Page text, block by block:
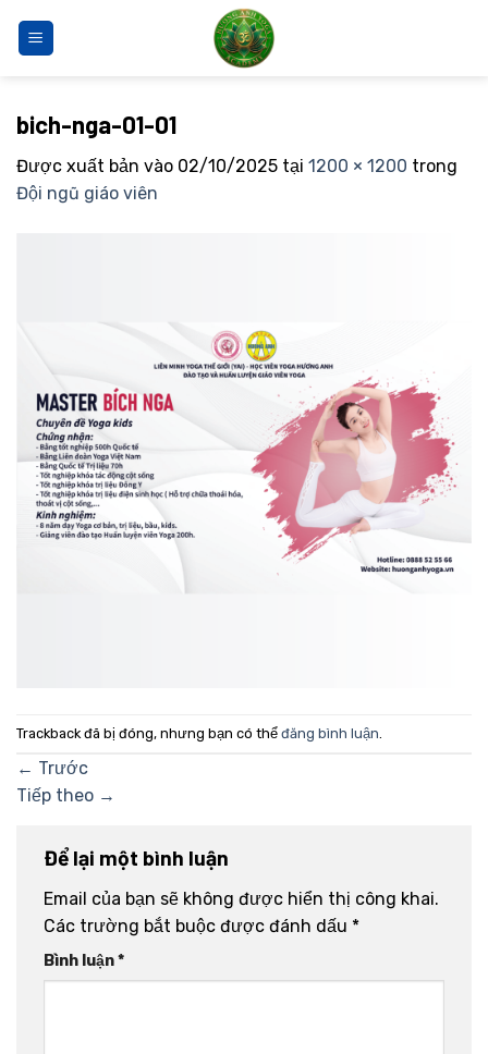
qua
bich-nga-01-01
Được xuất bản vào 02/10/2025 tại 1200 × 1200 trong
Đội ngũ giáo viên
Trackback đã bị đóng, nhưng bạn có thể đăng bình luận
← Trước
Tiếp theo →
Để lại một bình luận
Email của bạn sẽ không được hiển thị công khai.
Các trường bắt buộc được đánh dấu *
Bình luận*